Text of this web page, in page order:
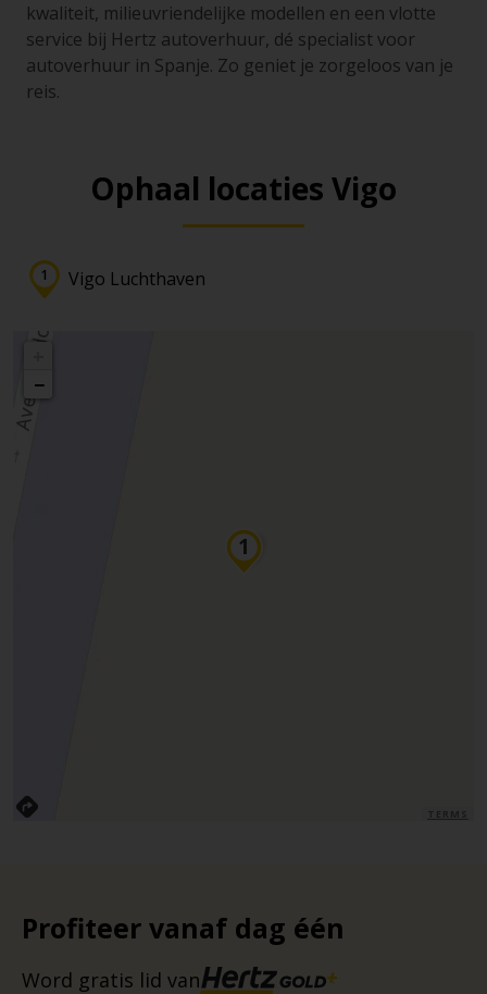
kwaliteit, milieuvriendelijke modellen en een vlotte
service bij Hertz autoverhuur, dé specialist voor
autoverhuur in Spanje. Zo geniet je zorgeloos van je
reis.
Ophaal locaties Vigo
Vigo Luchthaven
−
Profiteer vanaf dag één
Word gratis lid van